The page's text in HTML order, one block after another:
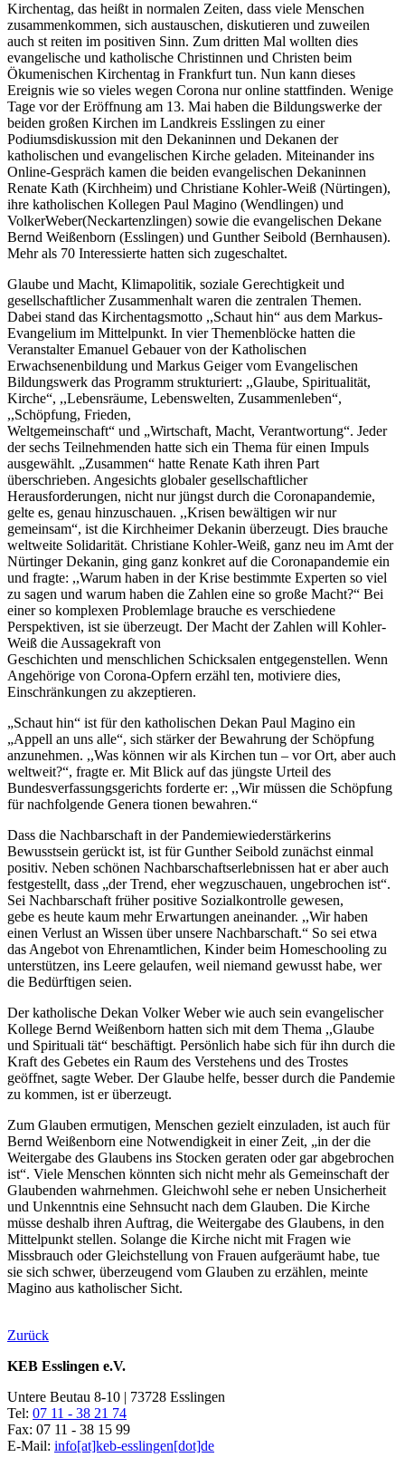
Kirchentag, das heißt in normalen Zeiten, dass viele Menschen
zusammenkommen, sich austauschen, diskutieren und zuweilen
auch st reiten im positiven Sinn. Zum dritten Mal wollten dies
evangelische und katholische Christinnen und Christen beim
Ökumenischen Kirchentag in Frankfurt tun. Nun kann dieses
Ereignis wie so vieles wegen Corona nur online stattfinden. Wenige
Tage vor der Eröffnung am 13. Mai haben die Bildungswerke der
beiden großen Kirchen im Landkreis Esslingen zu einer
Podiumsdiskussion mit den Dekaninnen und Dekanen der
katholischen und evangelischen Kirche geladen. Miteinander ins
Online-Gespräch kamen die beiden evangelischen Dekaninnen
Renate Kath (Kirchheim) und Christiane Kohler-Weiß (Nürtingen),
ihre katholischen Kollegen Paul Magino (Wendlingen) und
VolkerWeber(Neckartenzlingen) sowie die evangelischen Dekane
Bernd Weißenborn (Esslingen) und Gunther Seibold (Bernhausen).
Mehr als 70 Interessierte hatten sich zugeschaltet.
Glaube und Macht, Klimapolitik, soziale Gerechtigkeit und
gesellschaftlicher Zusammenhalt waren die zentralen Themen.
Dabei stand das Kirchentagsmotto ,,Schaut hin“ aus dem Markus-
Evangelium im Mittelpunkt. In vier Themenblöcke hatten die
Veranstalter Emanuel Gebauer von der Katholischen
Erwachsenenbildung und Markus Geiger vom Evangelischen
Bildungswerk das Programm strukturiert: ,,Glaube, Spiritualität,
Kirche“, ,,Lebensräume, Lebenswelten, Zusammenleben“,
,,Schöpfung, Frieden,
Weltgemeinschaft“ und „Wirtschaft, Macht, Verantwortung“. Jeder
der sechs Teilnehmenden hatte sich ein Thema für einen Impuls
ausgewählt. „Zusammen“ hatte Renate Kath ihren Part
überschrieben. Angesichts globaler gesellschaftlicher
Herausforderungen, nicht nur jüngst durch die Coronapandemie,
gelte es, genau hinzuschauen. ,,Krisen bewältigen wir nur
gemeinsam“, ist die Kirchheimer Dekanin überzeugt. Dies brauche
weltweite Solidarität. Christiane Kohler-Weiß, ganz neu im Amt der
Nürtinger Dekanin, ging ganz konkret auf die Coronapandemie ein
und fragte: ,,Warum haben in der Krise bestimmte Experten so viel
zu sagen und warum haben die Zahlen eine so große Macht?“ Bei
einer so komplexen Problemlage brauche es verschiedene
Perspektiven, ist sie überzeugt. Der Macht der Zahlen will Kohler-
Weiß die Aussagekraft von
Geschichten und menschlichen Schicksalen entgegenstellen. Wenn
Angehörige von Corona-Opfern erzähl ten, motiviere dies,
Einschränkungen zu akzeptieren.
„Schaut hin“ ist für den katholischen Dekan Paul Magino ein
„Appell an uns alle“, sich stärker der Bewahrung der Schöpfung
anzunehmen. ,,Was können wir als Kirchen tun – vor Ort, aber auch
weltweit?“, fragte er. Mit Blick auf das jüngste Urteil des
Bundesverfassungsgerichts forderte er: ,,Wir müssen die Schöpfung
für nachfolgende Genera tionen bewahren.“
Dass die Nachbarschaft in der Pandemiewiederstärkerins
Bewusstsein gerückt ist, ist für Gunther Seibold zunächst einmal
positiv. Neben schönen Nachbarschaftserlebnissen hat er aber auch
festgestellt, dass „der Trend, eher wegzuschauen, ungebrochen ist“.
Sei Nachbarschaft früher positive Sozialkontrolle gewesen,
gebe es heute kaum mehr Erwartungen aneinander. ,,Wir haben
einen Verlust an Wissen über unsere Nachbarschaft.“ So sei etwa
das Angebot von Ehrenamtlichen, Kinder beim Homeschooling zu
unterstützen, ins Leere gelaufen, weil niemand gewusst habe, wer
die Bedürftigen seien.
Der katholische Dekan Volker Weber wie auch sein evangelischer
Kollege Bernd Weißenborn hatten sich mit dem Thema ,,Glaube
und Spirituali tät“ beschäftigt. Persönlich habe sich für ihn durch die
Kraft des Gebetes ein Raum des Verstehens und des Trostes
geöffnet, sagte Weber. Der Glaube helfe, besser durch die Pandemie
zu kommen, ist er überzeugt.
Zum Glauben ermutigen, Menschen gezielt einzuladen, ist auch für
Bernd Weißenborn eine Notwendigkeit in einer Zeit, „in der die
Weitergabe des Glaubens ins Stocken geraten oder gar abgebrochen
ist“. Viele Menschen könnten sich nicht mehr als Gemeinschaft der
Glaubenden wahrnehmen. Gleichwohl sehe er neben Unsicherheit
und Unkenntnis eine Sehnsucht nach dem Glauben. Die Kirche
müsse deshalb ihren Auftrag, die Weitergabe des Glaubens, in den
Mittelpunkt stellen. Solange die Kirche nicht mit Fragen wie
Missbrauch oder Gleichstellung von Frauen aufgeräumt habe, tue
sie sich schwer, überzeugend vom Glauben zu erzählen, meinte
Magino aus katholischer Sicht.
Zurück
KEB Esslingen e.V.
Untere Beutau 8-10 | 73728 Esslingen
Tel: 07 11 - 38 21 74
Fax: 07 11 - 38 15 99
E-Mail: info[at]keb-esslingen[dot]de